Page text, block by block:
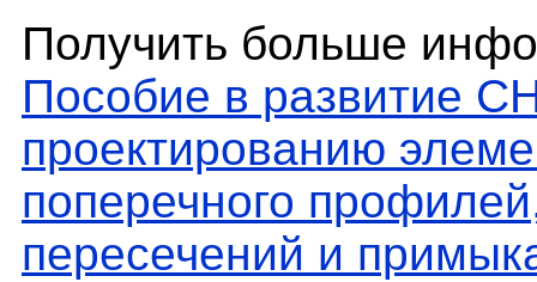
Получить больше
Пособие в развитие
проектированию
поперечного
пересечений и